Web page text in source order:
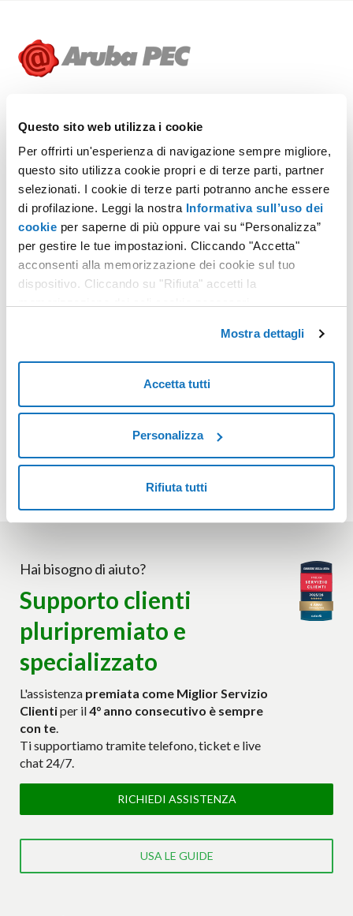
Questo sito web utilizza i cookie
Per offrirti un'esperienza di navigazione sempre migliore,
questo sito utilizza cookie propri e di terze parti, partner
selezionati. I cookie di terze parti potranno anche essere
di profilazione. Leggi la nostra Informativa sull’uso dei
cookie per saperne di più oppure vai su “Personalizza”
per gestire le tue impostazioni. Cliccando "Accetta"
acconsenti alla memorizzazione dei cookie sul tuo
dispositivo. Cliccando su "Rifiuta" accetti la
Mostra dettagli
Accetta tutti
Personalizza
Rifiuta tutti
di Posta Elettronica Certificata e dell'identità digitale
(SPID), dei Certificatori e dei Conservatori accreditati,
predisposti, tenuti ed aggiornati dall'Agenzia per l'Italia
Digitale (anche "AgID"). Nel corso degli anni ha inoltre
ottenuto le certificazioni ISO 9001, ISO 27001, ISO 45001,
nonché l'accreditamento eIDAS, che attribuisce validità
europea alla firma digitale e alla validazione temporale.
Dal 2014 diventa Registro ufficiale della prestigiosa
estensione ".cloud". Grazie alla consociata Aruba S.p.A.
accreditata da AgID per erogare servizi cloud, fornisce IaaS
per la Pubblica Amministrazione.
Hai bisogno di aiuto?
Supporto clienti
pluripremiato e
specializzato
L'assistenza premiata come Miglior Servizio
Clientiper il4° anno consecutivo è sempre
con te.
Ti supportiamo tramite telefono, ticket e live
chat 24/7.
RICHIEDI ASSISTENZA
USA LE GUIDE